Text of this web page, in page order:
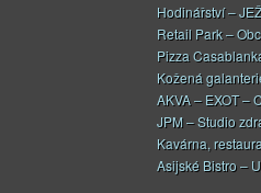
Hodinářství – JEŽ
Retail Park –
Pizza
Kožená
AKVA – EXOT –
JPM – Studio
Kavárna,
Asijské Bistro –